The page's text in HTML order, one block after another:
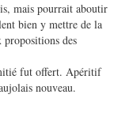
mais pourrait aboutir
bien y mettre de la
des
fut offert. Apéritif
nouveau.